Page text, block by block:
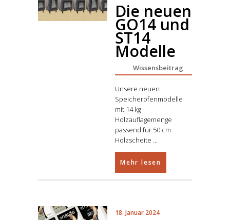
Die neuen
GO14 und
ST14
Modelle
Wissensbeitrag
Unsere neuen
Speicherofenmodelle
mit 14 kg
Holzauflagemenge
passend für 50 cm
Holzscheite
Mehr lesen
18. Januar 2024